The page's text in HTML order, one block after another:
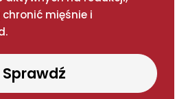
mięśnie i
Sprawdź